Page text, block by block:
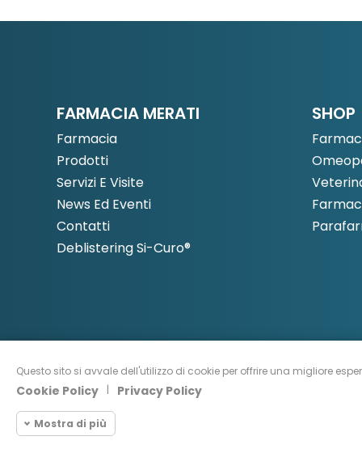
FARMACIA MERATI
Farmacia
Prodotti
Servizi E Visite
News Ed Eventi
Contatti
Deblistering Si-Curo®
SHOP
Questo sito si avvale dell'utilizzo di cookie per offrire una migliore
Cookie Policy | Privacy Policy
Mostra di più
© CopyRight 2022 -